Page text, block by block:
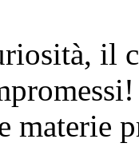
il
materie